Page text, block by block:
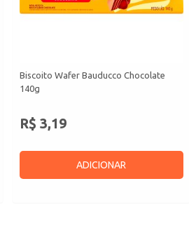
Biscoito Wafer Bauducco Chocolate
140g
R$ 3,19
ADICIONAR